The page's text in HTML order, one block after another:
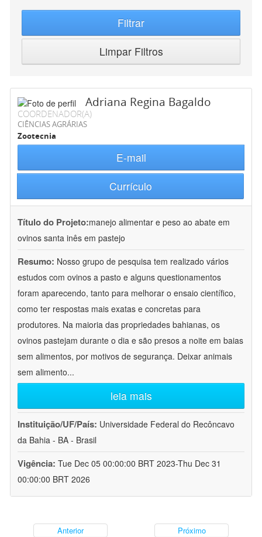
Filtrar
Limpar Filtros
Adriana Regina Bagaldo
COORDENADOR(A)
CIÊNCIAS AGRÁRIAS
Zootecnia
E-mail
Currículo
Título do Projeto:manejo alimentar e peso ao abate em
ovinos santa inês em pastejo
Resumo: Nosso grupo de pesquisa tem realizado vários
estudos com ovinos a pasto e alguns questionamentos
foram aparecendo, tanto para melhorar o ensaio científico,
como ter respostas mais exatas e concretas para
produtores. Na maioria das propriedades bahianas, os
ovinos pastejam durante o dia e são presos a noite em baias
sem alimentos, por motivos de segurança. Deixar animais
sem alimento...
leia mais
Instituição/UF/País: Universidade Federal do Recôncavo
da Bahia - BA - Brasil
Vigência: Tue Dec 05 00:00:00 BRT 2023-Thu Dec 31
00:00:00 BRT 2026
Anterior Próximo